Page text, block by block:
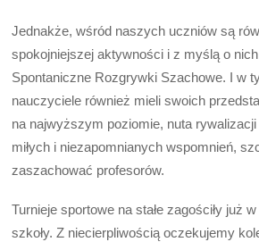
Jednakże, wśród naszych uczniów są
spokojniejszej aktywności i z myślą o
Spontaniczne Rozgrywki Szachowe. I w
nauczyciele również mieli swoich
na najwyższym poziomie, nuta rywalizacji
miłych i niezapomnianych wspomnień,
zaszachować profesorów.
Turnieje sportowe na stałe zagościły już
szkoły. Z niecierpliwością oczekujemy